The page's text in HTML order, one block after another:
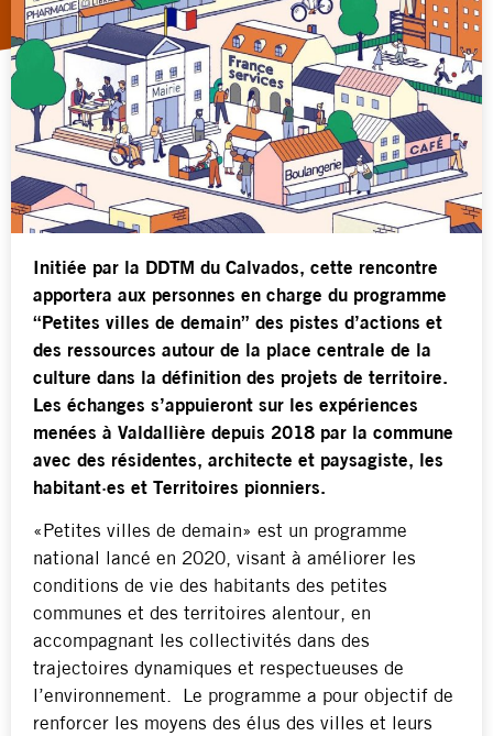
Initiée par la DDTM du Calvados, cette rencontre
apportera aux personnes en charge du programme
“Petites villes de demain” des pistes d’actions et
des ressources autour de la place centrale de la
culture dans la définition des projets de territoire.
Les échanges s’appuieront sur les expériences
menées à Valdallière depuis 2018 par la commune
avec des résidentes, architecte et paysagiste, les
habitant·es et Territoires pionniers.
«Petites villes de demain» est un programme
national lancé en 2020, visant à améliorer les
conditions de vie des habitants des petites
communes et des territoires alentour, en
accompagnant les collectivités dans des
trajectoires dynamiques et respectueuses de
l’environnement. Le programme a pour objectif de
renforcer les moyens des élus des villes et leurs